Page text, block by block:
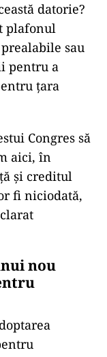
datorie?
plafonul
sau
pentru a
ţara
Congres să
aici, în
şi creditul
fi niciodată,
nou